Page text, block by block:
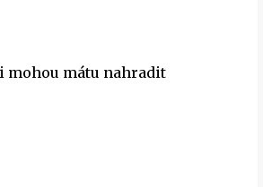
mohou mátu nahradit